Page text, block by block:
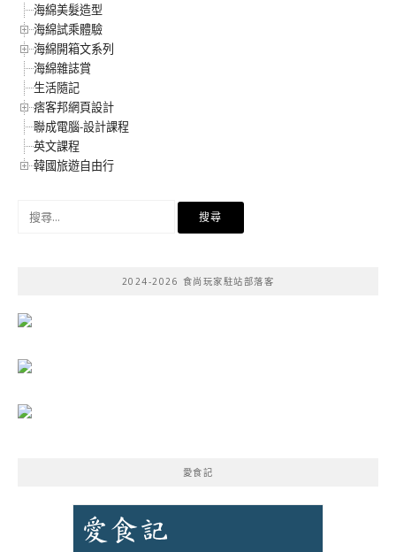
海綿美髮造型
海綿試乘體驗
海綿開箱文系列
海綿雜誌賞
生活隨記
痞客邦網頁設計
聯成電腦-設計課程
英文課程
韓國旅遊自由行
2024-2026 食尚玩家駐站部落客
愛食記